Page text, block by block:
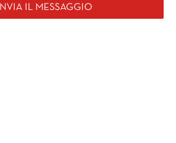
INVIA IL MESSAGGIO